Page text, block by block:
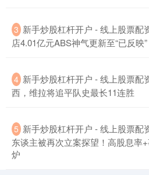
北证50 1134.24
3 新手炒股杠杆开户 - 线上股票配
店4.01亿元ABS神气更新至“已反映”
4 新手炒股杠杆开户 - 线上股票配
西，维拉将追平队史最长11连胜
5 新手炒股杠杆开户 - 线上股票配
东谈主被再次立案探望！高股息率
炉